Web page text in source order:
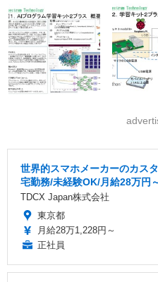
世界的スマホメーカーのカス
宅勤務/未経験OK/月給28万円
TDCX Japan株式会社
東京都
月給28万1,228円～
正社員